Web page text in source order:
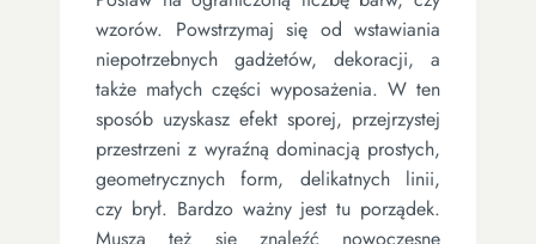
wzorów. Powstrzymaj się od wstawiania
niepotrzebnych gadżetów, dekoracji, a
także małych części wyposażenia. W ten
sposób uzyskasz efekt sporej, przejrzystej
przestrzeni z wyraźną dominacją prostych,
geometrycznych form, delikatnych linii,
czy brył. Bardzo ważny jest tu porządek.
Muszą też się znaleźć nowoczesne